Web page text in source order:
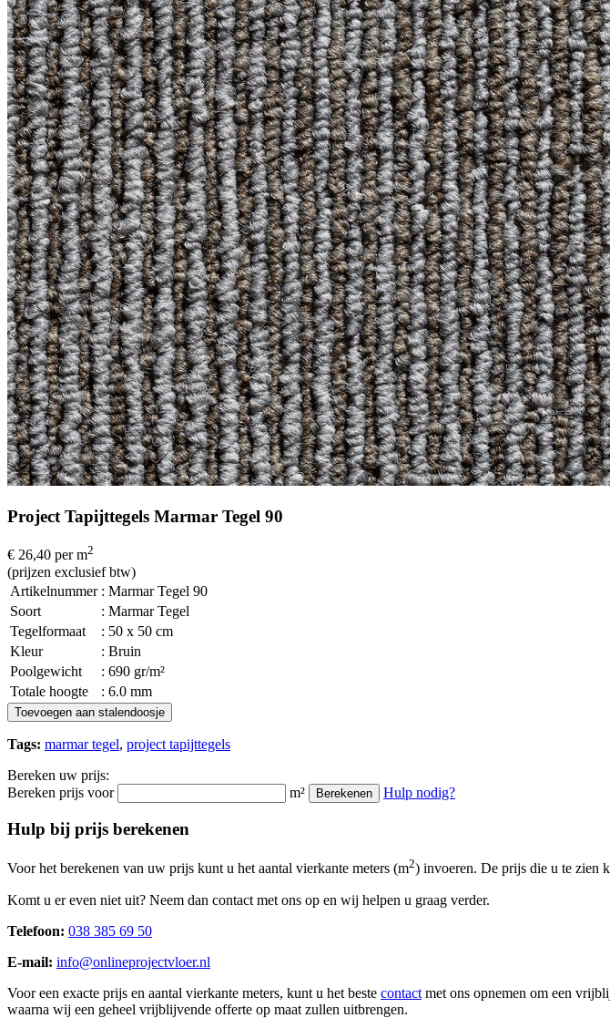
Project Tapijttegels Marmar Tegel 90
€ 26,40 per m2
(prijzen exclusief btw)
Artikelnummer : Marmar Tegel 90
Soort
: Marmar Tegel
Tegelformaat
: 50 x 50 cm
Kleur
: Bruin
Poolgewicht
: 690 gr/m²
Totale hoogte
: 6.0 mm
Toevoegen aan stalendoosje
Tags: marmar tegel, project tapijttegels
Bereken uw prijs:
Bereken prijs voor
m² Berekenen Hulp nodig?
Hulp bij prijs berekenen
Voor het berekenen van uw prijs kunt u het aantal vierkante meters (m2) invoeren. De prijs die u te zien
Komt u er even niet uit? Neem dan contact met ons op en wij helpen u graag verder.
Telefoon: 038 385 69 50
E-mail: info@onlineprojectvloer.nl
Voor een exacte prijs en aantal vierkante meters, kunt u het beste contact met ons opnemen om een
waarna wij een geheel vrijblijvende offerte op maat zullen uitbrengen.